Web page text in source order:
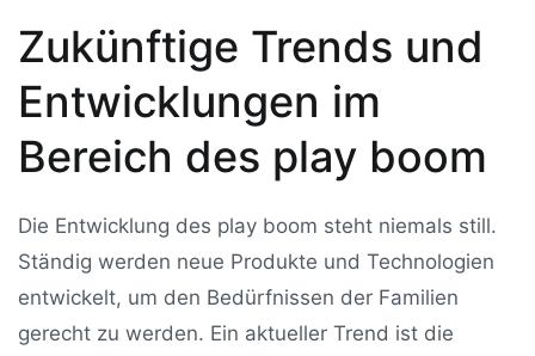
Zukünftige Trends und
Entwicklungen im
Bereich des play boom
Die Entwicklung des play boom steht niemals still.
Ständig werden neue Produkte und Technologien
entwickelt, um den Bedürfnissen der Familien
gerecht zu werden. Ein aktueller Trend ist die